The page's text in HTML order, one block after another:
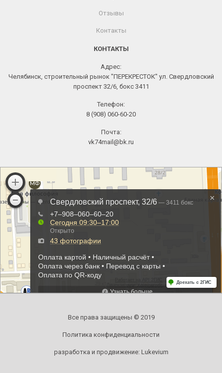
Отзывы
Контакты
КОНТАКТЫ
Адрес:
Челябинск, строительный рынок "ПЕРЕКРЕСТОК" ул. Свердловский
проспект 32/6, бокс 3411
Телефон:
8 (908) 060-60-20
Почта:
vk74mail@bk.ru
Все права защищены © 2019
Политика конфиденциальности
разработка и продвижение: Lukevium